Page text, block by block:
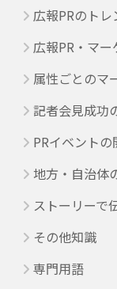
広報PRのトレ
広報PR・マ
属性ごとのマ
記者会見成功
PRイベントの
地方・自治体
ストーリーで
その他知識
専門用語